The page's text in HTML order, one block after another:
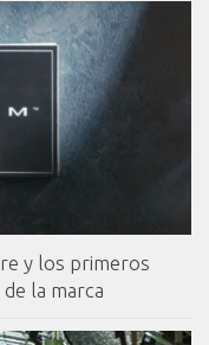
y los primeros
la marca